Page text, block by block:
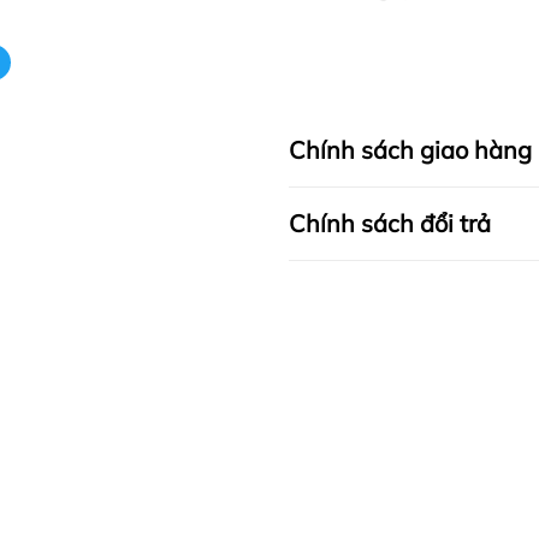
Chính sách giao hàng
Chính sách đổi trả